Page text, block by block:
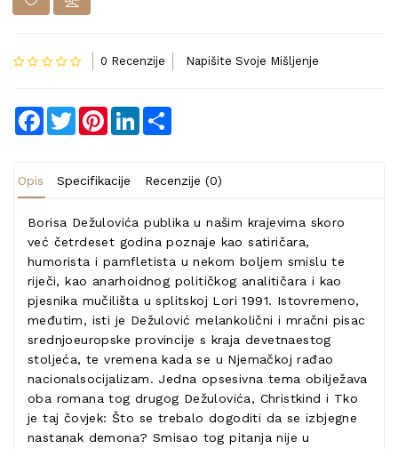
0 Recenzije Napišite Svoje Mišljenje
Facebook
TwitterPinterestLinkedIn
Opis Specifikacije Recenzije (0)
Borisa Dežulovića publika u našim krajevima skoro
već četrdeset godina poznaje kao satiričara,
humorista i pamfletista u nekom boljem smislu te
riječi, kao anarhoidnog političkog analitičara i kao
pjesnika mučilišta u splitskoj Lori 1991. Istovremeno,
međutim, isti je Dežulović melankolični i mračni pisac
srednjoeuropske provincije s kraja devetnaestog
stoljeća, te vremena kada se u Njemačkoj rađao
nacionalsocijalizam. Jedna opsesivna tema obilježava
oba romana tog drugog Dežulovića, Christkind i Tko
je taj čovjek: Što se trebalo dogoditi da se izbjegne
nastanak demona? Smisao tog pitanja nije u